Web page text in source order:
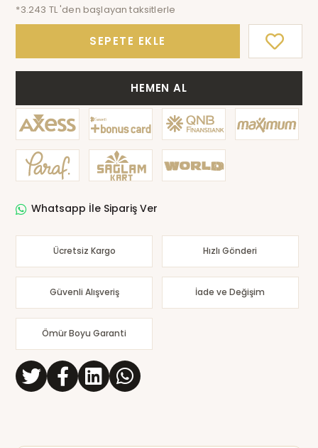
*3.243 TL 'den başlayan taksitlerle
SEPETE EKLE
HEMEN AL
Whatsapp İle Sipariş Ver
Ücretsiz Kargo Hızlı Gönderi
Güvenli Alışveriş İade ve Değişim
Ömür Boyu Garanti